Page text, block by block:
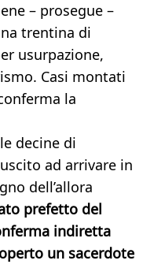
– prosegue –
trentina di
usurpazione,
Casi montati
la
decine di
ad arrivare in
dell’allora
prefetto del
indiretta
un sacerdote